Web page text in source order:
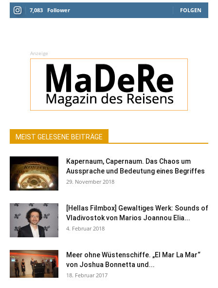
7,083 Follower FOLGEN
Anzeige
MEIST GELESENE BEITRÄGE
Kapernaum, Capernaum. Das Chaos um
Aussprache und Bedeutung eines Begriffes
29. November 2018
[Hellas Filmbox] Gewaltiges Werk: Sounds of
Vladivostok von Marios Joannou Elia...
4. Februar 2018
Meer ohne Wüstenschiffe. „El Mar La Mar“
von Joshua Bonnetta und...
18. Februar 2017